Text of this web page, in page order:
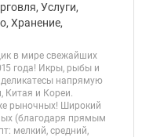
Услуги,
Хранение,
в мире свежайших
года! Икры, рыбы и
напрямую
Китая и Кореи.
рыночных! Широкий
(благодаря прямым
мелкий, средний,